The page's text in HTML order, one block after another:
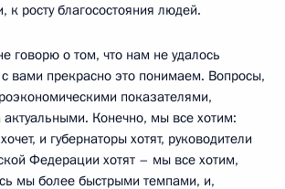
к росту благосостояния людей.
говорю о том, что нам не удалось
вами прекрасно это понимаем. Вопросы,
показателями,
Конечно, мы все хотим:
и губернаторы хотят, руководители
Федерации хотят – мы все хотим,
мы более быстрыми темпами, и,